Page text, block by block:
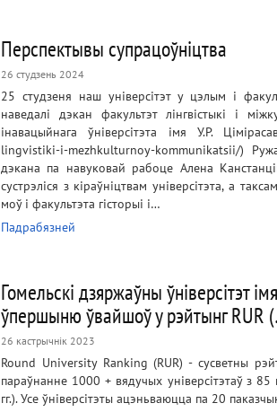
Перспектывы супрацоўніцтва
26 студзень 2024
25 студзеня наш універсітэт у цэлым і
наведалі дэкан факультэт лінгвістыкі і
інавацыйнага ўніверсітэта імя У.Р.
lingvistiki-i-mezhkulturnoy-kommunikatsii/)
дэкана па навуковай рабоце Алена
сустрэліся з кіраўніцтвам універсітэта, а
моў і факультэта гісторыі і…
Падрабязней
Гомельскі дзяржаўны ўніверсітэт
ўпершыню ўвайшоў у рэйтынг RUR
26 кастрычнік 2023
Round University Ranking (RUR) - сусветны
параўнанне 1000 + вядучых універсітэтаў з
гг.). Усе ўніверсітэты ацэньваюцца па 20